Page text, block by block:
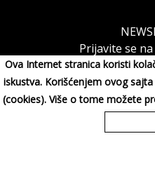
Ova Internet stranica koristi
iskustva. Korišćenjem ovog
(cookies). Više o tome možete
Prijavite se
Srbija